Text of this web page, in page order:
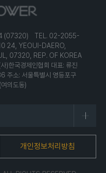
24 (07320) TEL. 02-2055-
24, YEOUI-DAERO,
07320, REP. OF KOREA
)한국경제인협회 대표: 류진
주소: 서울특별시 영등포구
의도동)
개인정보처리방침